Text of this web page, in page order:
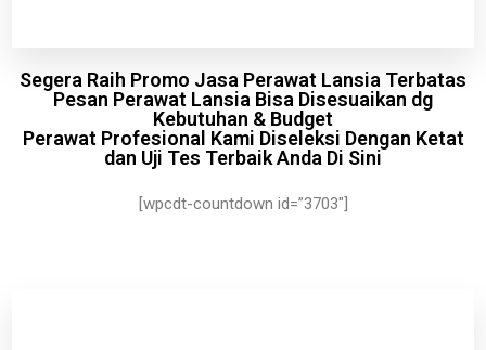
Segera Raih Promo Jasa Perawat Lansia Terbatas
Pesan Perawat Lansia Bisa Disesuaikan dg
Kebutuhan & Budget
Perawat Profesional Kami Diseleksi Dengan Ketat
dan Uji Tes Terbaik Anda Di Sini
[wpcdt-countdown id=”3703″]